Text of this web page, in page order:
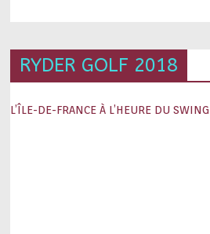
RYDER GOLF 2018
L’ÎLE-DE-FRANCE À L’HEURE DU SWING